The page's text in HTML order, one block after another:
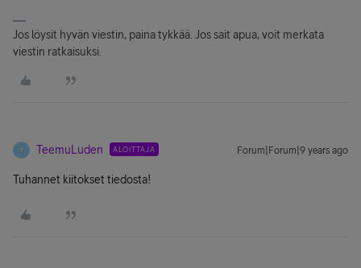
Jos löysit hyvän viestin, paina tykkää. Jos sait apua, voit merkata
viestin ratkaisuksi.
T TeemuLuden ALOITTAJA Forum|Forum|9 years ago
Tuhannet kiitokset tiedosta!